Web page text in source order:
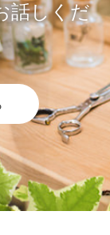
話しくだ